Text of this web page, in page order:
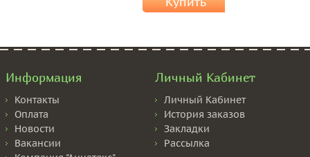
Информация
Контакты
Оплата
Новости
Вакансии
Личный Кабинет
Личный Кабинет
История заказов
Закладки
Рассылка